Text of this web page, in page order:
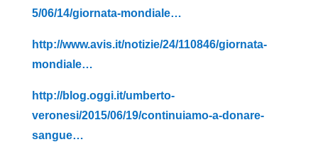
5/06/14/giornata-mondiale…
http://www.avis.it/notizie/24/110846/giornata-
mondiale…
http://blog.oggi.it/umberto-
veronesi/2015/06/19/continuiamo-a-donare-
sangue…